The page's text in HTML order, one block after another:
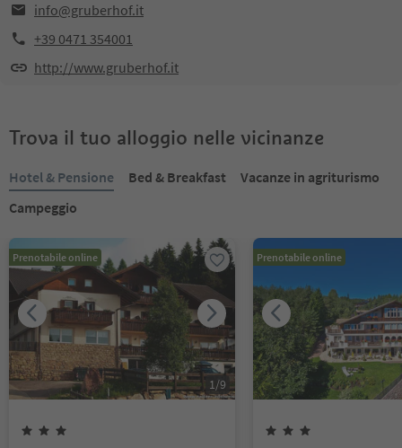
info@gruberhof.it
+39 0471 354001
http://www.gruberhof.it
Trova il tuo alloggio nelle vicinanze
Hotel & Pensione Bed & Breakfast
Vacanze in agriturismo
Campeggio
Prenotabile online
1/9
Prenotabile online